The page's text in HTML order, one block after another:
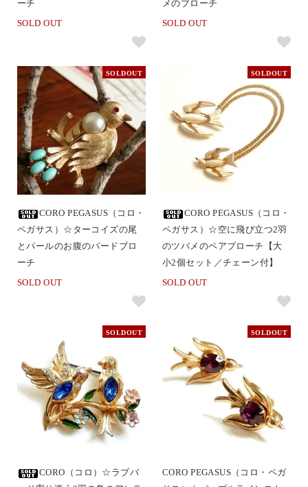
ーチ
SOLD OUT
メのブローチ
SOLD OUT
SOLDOUT
CORO PEGASUS（コロ・
ペガサス）☆ターコイズの尾
とパールのお腹のバードブロ
ーチ
SOLD OUT
SOLDOUT
CORO PEGASUS（コロ・
ペガサス）☆空に飛び立つ2羽
のツバメのペアブローチ【大
小2個セット／チェーン付】
SOLD OUT
SOLDOUT
CORO（コロ）☆ラブバ
SOLDOUT
CORO PEGASUS（コロ・ペガ